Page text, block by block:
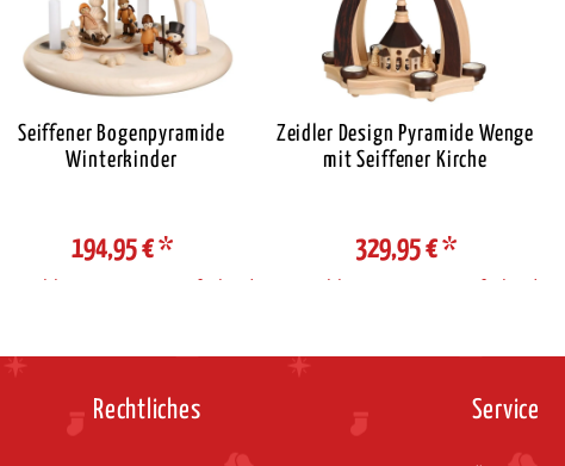
Seiffener Bogenpyramide
Winterkinder
194,95 €*
Auswahl Steuerzone / Lieferland
Zeidler Design Pyramide Wenge
mit Seiffener Kirche
329,95 €*
Auswahl Steuerzone / Lieferland
Rechtliches Service